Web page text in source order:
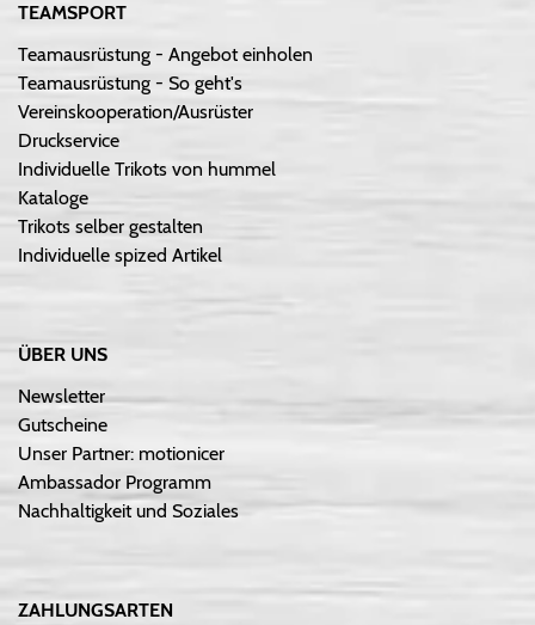
TEAMSPORT
Teamausrüstung - Angebot einholen
Teamausrüstung - So geht's
Vereinskooperation/Ausrüster
Druckservice
Individuelle Trikots von hummel
Kataloge
Trikots selber gestalten
Individuelle spized Artikel
ÜBER UNS
Newsletter
Gutscheine
Unser Partner: motionicer
Ambassador Programm
Nachhaltigkeit und Soziales
ZAHLUNGSARTEN